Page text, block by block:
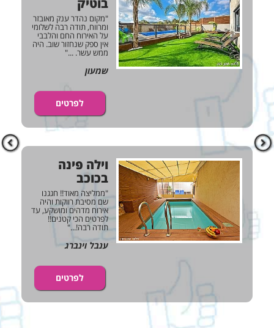
בוטיק
"מקום נהדר ענק מאובזר
ומרווח, תודה רבה לשלומי
על האירוח החם והלבבי
אין ספק שנחזור שוב. היה
ממש עשר. ..."
שמעון
לפרטים
וילה פינה
בכוכב
"ממליצה מאוד!! חגגנו
שם מסיבת רווקות והיה
אירוח מדהים ומושקע, עד
לפרטים הכי קטנים!!
תודה רבה!..."
ענבל וינברג
לפרטים